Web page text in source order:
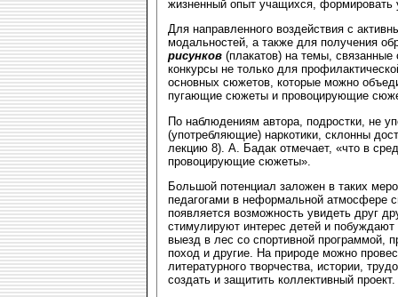
жизненный опыт учащихся, формировать
Для направленного воздействия с
модальностей, а также для получения
рисунков (плакатов) на темы,
конкурсы не только для
основных сюжетов, которые можно
пугающие сюжеты и провоцирующие
По наблюдениям автора, подростки, не
(употребляющие) наркотики, склонны
лекцию 8). А. Бадак отмечает, «что в
провоцирующие сюжеты».
Большой потенциал заложен в таких
педагогами в неформальной атмосфере
появляется возможность увидеть друг
стимулируют интерес детей и
выезд в лес со спортивной программой,
поход и другие. На природе можно
литературного творчества, истории,
создать и защитить коллективный проект.